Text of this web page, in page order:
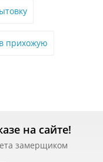
прихожую
на сайте!
замерщиком